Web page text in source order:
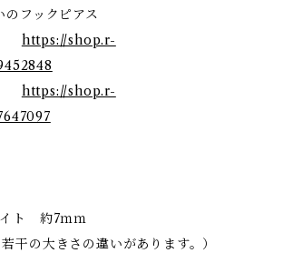
のフックピアス
https://shop.r-
https://shop.r-
ト 約7ｍｍ
干の大きさの違いがあります。）